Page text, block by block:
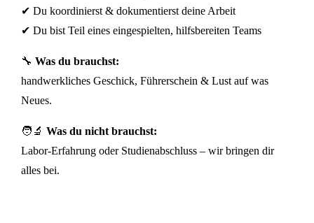
✔ Du koordinierst & dokumentierst deine Arbeit
✔ Du bist Teil eines eingespielten, hilfsbereiten Teams
🔧 Was du brauchst:
handwerkliches Geschick, Führerschein & Lust auf was
Neues.
🧑‍🔬 Was du nicht brauchst:
Labor-Erfahrung oder Studienabschluss – wir bringen dir
alles bei.